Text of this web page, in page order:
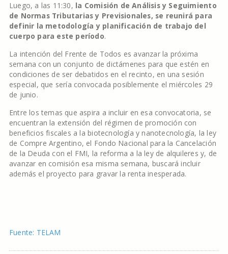
Luego, a las 11:30, la Comisión de Análisis y Seguimiento
de Normas Tributarias y Previsionales, se reunirá para
definir la metodología y planificación de trabajo del
cuerpo para este período.
La intención del Frente de Todos es avanzar la próxima
semana con un conjunto de dictámenes para que estén en
condiciones de ser debatidos en el recinto, en una sesión
especial, que sería convocada posiblemente el miércoles 29
de junio.
Entre los temas que aspira a incluir en esa convocatoria, se
encuentran la extensión del régimen de promoción con
beneficios fiscales a la biotecnología y nanotecnología, la ley
de Compre Argentino, el Fondo Nacional para la Cancelación
de la Deuda con el FMI, la reforma a la ley de alquileres y, de
avanzar en comisión esa misma semana, buscará incluir
además el proyecto para gravar la renta inesperada.
Fuente: TELAM